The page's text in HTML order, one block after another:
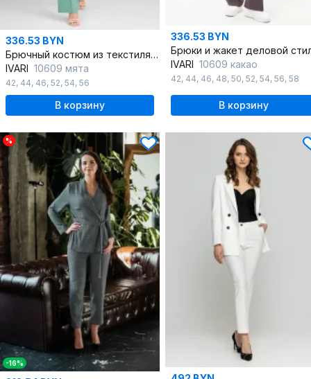
336.53 BYN
Брючный костюм из текстиля: жакет и брюки со стрелками
IVARI 10609 мята
42, 44, 46, 52, 54, 56
В корзину
336.53 BYN
IVARI 10609 какао
42, 44, 46, 48, 50, 52, 54, 56, 58
В корзину
%
-16%